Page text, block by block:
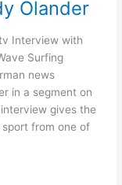
Olander
Interview with
Surfing
news
in a segment on
gives the
from one of